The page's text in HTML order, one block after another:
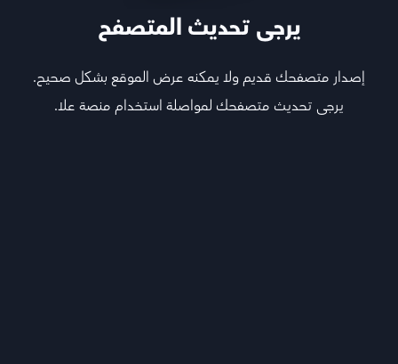
يرجى تحديث المتصفح
إصدار متصفحك قديم ولا يمكنه عرض الموقع بشكل صحيح.
يرجى تحديث متصفحك لمواصلة استخدام منصة علا.